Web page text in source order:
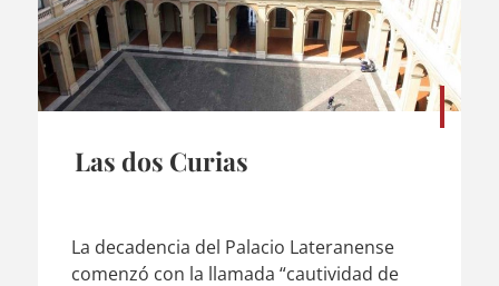
Las dos Curias
La decadencia del Palacio Lateranense
comenzó con la llamada “cautividad de